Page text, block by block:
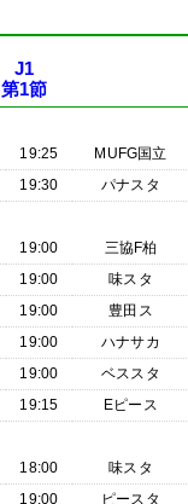
J1
第1節
19:25
MUFG国立
19:30
パナスタ
19:00
三協F柏
19:00
味スタ
19:00
豊田ス
19:00
ハナサカ
19:00
ベススタ
19:15
Eピース
18:00
味スタ
19:00 ピースタ